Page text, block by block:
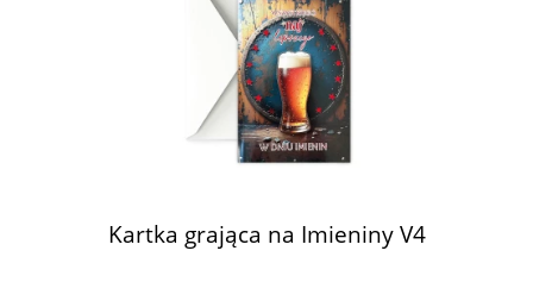
Kartka grająca na Imieniny V4